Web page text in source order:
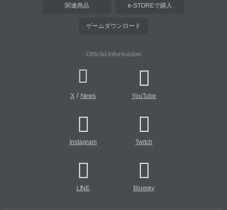
関連商品 e-STOREで購入
ゲームダウンロード
Official Information
X/ News YouTube
Instagram Twitch
LINE Bluesky